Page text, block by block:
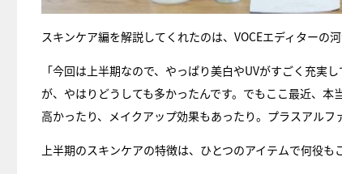
スキンケア編を解説してくれたのは、VOCEエディターの
「今回は上半期なので、やっぱり美白やUVがすごく充
が、やはりどうしても多かったんです。でもここ最近、
高かったり、メイクアップ効果もあったり。プラスアルフ
上半期のスキンケアの特徴は、ひとつのアイテムで何役も